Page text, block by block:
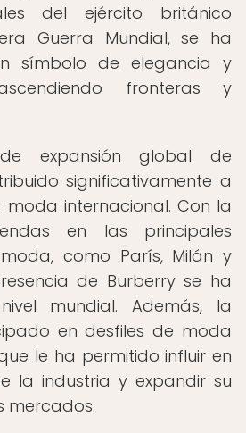
del ejército británico
Guerra Mundial, se ha
símbolo de elegancia y
fronteras y
expansión global de
significativamente a
internacional. Con la
en las principales
como París, Milán y
de Burberry se ha
mundial. Además, la
en desfiles de moda
le ha permitido influir en
la industria y expandir su
mercados.